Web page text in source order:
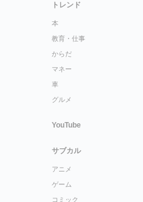
トレンド
本
教育・仕事
からだ
マネー
車
グルメ
YouTube
サブカル
アニメ
ゲーム
コミック